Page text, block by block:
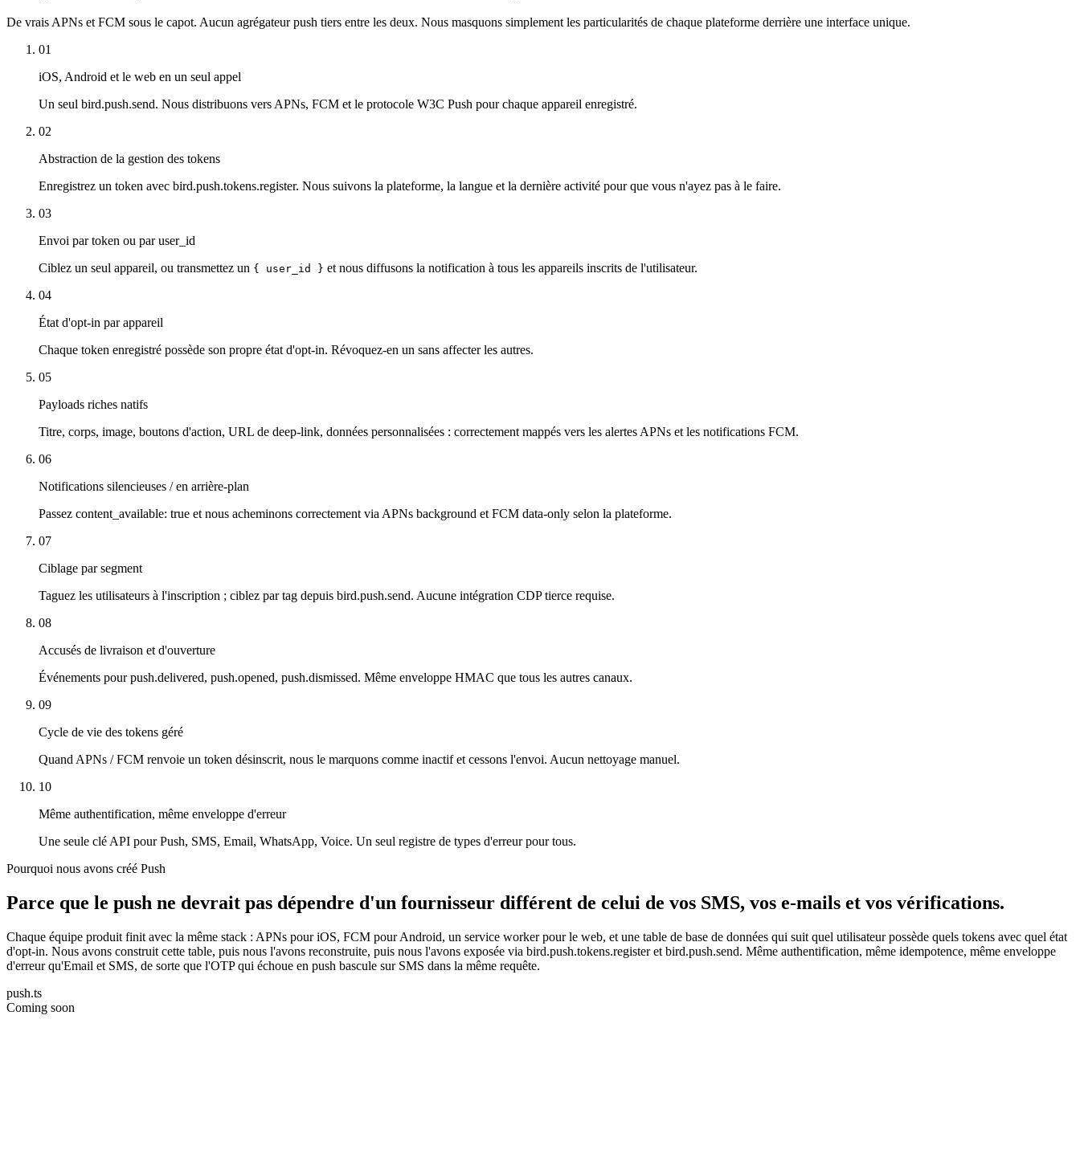
De vrais APNs et FCM sous le capot. Aucun agrégateur push tiers entre les deux. Nous masquons simplement les particularités de chaque plateforme derrière une interface unique.
01
iOS, Android et le web en un seul appel
Un seul bird.push.send. Nous distribuons vers APNs, FCM et le protocole W3C Push pour chaque appareil enregistré.
02
Abstraction de la gestion des tokens
Enregistrez un token avec bird.push.tokens.register. Nous suivons la plateforme, la langue et la dernière activité pour que vous n'ayez pas à le faire.
03
Envoi par token ou par user_id
Ciblez un seul appareil, ou transmettez un { user_id } et nous diffusons la notification à tous les appareils inscrits de l'utilisateur.
04
État d'opt-in par appareil
Chaque token enregistré possède son propre état d'opt-in. Révoquez-en un sans affecter les autres.
05
Payloads riches natifs
Titre, corps, image, boutons d'action, URL de deep-link, données personnalisées : correctement mappés vers les alertes APNs et les notifications FCM.
06
Notifications silencieuses / en arrière-plan
Passez content_available: true et nous acheminons correctement via APNs background et FCM data-only selon la plateforme.
07
Ciblage par segment
Taguez les utilisateurs à l'inscription ; ciblez par tag depuis bird.push.send. Aucune intégration CDP tierce requise.
08
Accusés de livraison et d'ouverture
Événements pour push.delivered, push.opened, push.dismissed. Même enveloppe HMAC que tous les autres canaux.
09
Cycle de vie des tokens géré
Quand APNs / FCM renvoie un token désinscrit, nous le marquons comme inactif et cessons l'envoi. Aucun nettoyage manuel.
10
Même authentification, même enveloppe d'erreur
Une seule clé API pour Push, SMS, Email, WhatsApp, Voice. Un seul registre de types d'erreur pour tous.
Pourquoi nous avons créé Push
Parce que le push ne devrait pas dépendre d'un fournisseur différent de celui de vos SMS, vos e-mails et vos vérifications.
Chaque équipe produit finit avec la même stack : APNs pour iOS, FCM pour Android, un service worker pour le web, et une table de base de données qui suit quel utilisateur possède quels tokens avec quel état
d'opt-in. Nous avons construit cette table, puis nous l'avons reconstruite, puis nous l'avons exposée via bird.push.tokens.register et bird.push.send. Même authentification, même idempotence, même enveloppe
d'erreur qu'Email et SMS, de sorte que l'OTP qui échoue en push bascule sur SMS dans la même requête.
push.ts
Coming soon